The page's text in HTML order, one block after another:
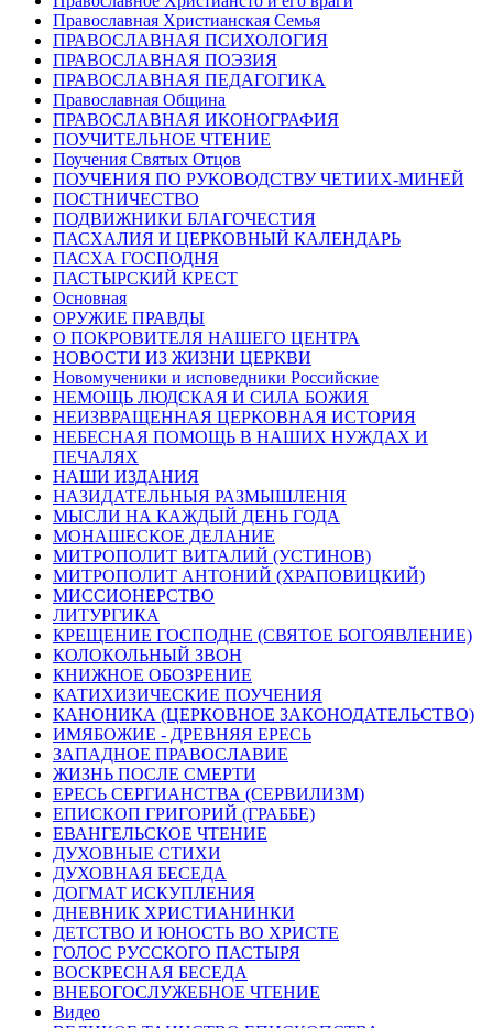
Православная Христианская Семья
ПРАВОСЛАВНАЯ ПСИХОЛОГИЯ
ПРАВОСЛАВНАЯ ПОЭЗИЯ
ПРАВОСЛАВНАЯ ПЕДАГОГИКА
Православная Община
ПРАВОСЛАВНАЯ ИКОНОГРАФИЯ
ПОУЧИТЕЛЬНОЕ ЧТЕНИЕ
Поучения Святых Отцов
ПОУЧЕНИЯ ПО РУКОВОДСТВУ ЧЕТИИХ-МИНЕЙ
ПОСТНИЧЕСТВО
ПОДВИЖНИКИ БЛАГОЧЕСТИЯ
ПАСХАЛИЯ И ЦЕРКОВНЫЙ КАЛЕНДАРЬ
ПАСХА ГОСПОДНЯ
ПАСТЫРСКИЙ КРЕСТ
Основная
ОРУЖИЕ ПРАВДЫ
О ПОКРОВИТЕЛЯ НАШЕГО ЦЕНТРА
НОВОСТИ ИЗ ЖИЗНИ ЦЕРКВИ
Новомученики и исповедники Российские
НЕМОЩЬ ЛЮДСКАЯ И СИЛА БОЖИЯ
НЕИЗВРАЩЕННАЯ ЦЕРКОВНАЯ ИСТОРИЯ
НЕБЕСНАЯ ПОМОЩЬ В НАШИХ НУЖДАХ И
ПЕЧАЛЯХ
НАШИ ИЗДАНИЯ
НАЗИДАТЕЛЬНЫЯ РАЗМЫШЛЕНІЯ
МЫСЛИ НА КАЖДЫЙ ДЕНЬ ГОДА
МОНАШЕСКОЕ ДЕЛАНИЕ
МИТРОПОЛИТ ВИТАЛИЙ (УСТИНОВ)
МИТРОПОЛИТ АНТОНИЙ (ХРАПОВИЦКИЙ)
МИССИОНЕРСТВО
ЛИТУРГИКА
КРЕЩЕНИЕ ГОСПОДНЕ (СВЯТОЕ БОГОЯВЛЕНИЕ)
КОЛОКОЛЬНЫЙ ЗВОН
КНИЖНОЕ ОБОЗРЕНИЕ
КАТИХИЗИЧЕСКИЕ ПОУЧЕНИЯ
КАНОНИКА (ЦЕРКОВНОЕ ЗАКОНОДАТЕЛЬСТВО)
ИМЯБОЖИЕ - ДРЕВНЯЯ ЕРЕСЬ
ЗАПАДНОЕ ПРАВОСЛАВИЕ
ЖИЗНЬ ПОСЛЕ СМЕРТИ
ЕРЕСЬ СЕРГИАНСТВА (СЕРВИЛИЗМ)
ЕПИСКОП ГРИГОРИЙ (ГРАББЕ)
ЕВАНГЕЛЬСКОЕ ЧТЕНИЕ
ДУХОВНЫЕ СТИХИ
ДУХОВНАЯ БЕСЕДА
ДОГМАТ ИСКУПЛЕНИЯ
ДНЕВНИК ХРИСТИАНИНКИ
ДЕТСТВО И ЮНОСТЬ ВО ХРИСТЕ
ГОЛОС РУССКОГО ПАСТЫРЯ
ВОСКРЕСНАЯ БЕСЕДА
ВНЕБОГОСЛУЖЕБНОЕ ЧТЕНИЕ
Видео